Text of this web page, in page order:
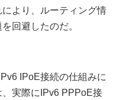
より、ルーティング情
回避したのだ。
IPoE接続の仕組みに
実際にIPv6 PPPoE接